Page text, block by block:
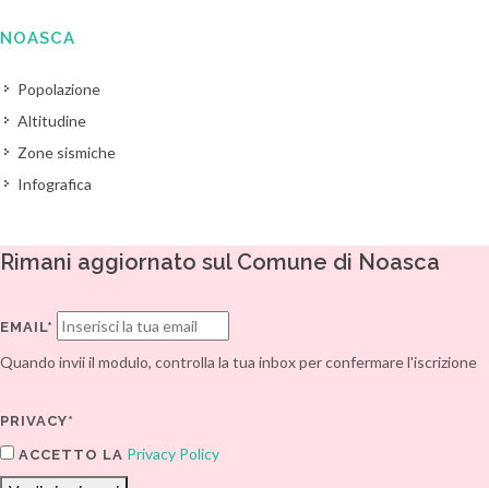
NOASCA
Popolazione
Altitudine
Zone sismiche
Infografica
Rimani aggiornato sul Comune di Noasca
EMAIL*
Quando invii il modulo, controlla la tua inbox per confermare l'iscrizione
PRIVACY*
ACCETTO LA Privacy Policy